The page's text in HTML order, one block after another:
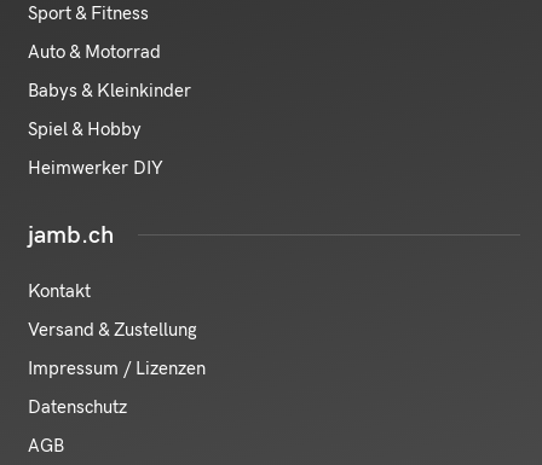
Sport & Fitness
Auto & Motorrad
Babys & Kleinkinder
Spiel & Hobby
Heimwerker DIY
jamb.ch
Kontakt
Versand & Zustellung
Impressum / Lizenzen
Datenschutz
AGB